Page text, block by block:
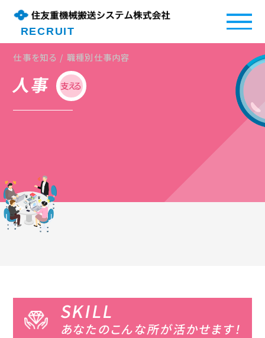
RECRUIT
仕事を知る / 職種別仕事内容
人事 支える
SKILL
あなたのこんな所が活かせます！